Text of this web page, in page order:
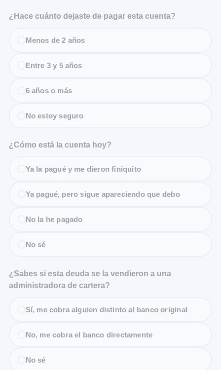
¿Hace cuánto dejaste de pagar esta cuenta?
Menos de 2 años
Entre 3 y 5 años
6 años o más
No estoy seguro
¿Cómo está la cuenta hoy?
Ya la pagué y me dieron finiquito
Ya pagué, pero sigue apareciendo que debo
No la he pagado
No sé
¿Sabes si esta deuda se la vendieron a una
administradora de cartera?
Sí, me cobra alguien distinto al banco original
No, me cobra el banco directamente
No sé